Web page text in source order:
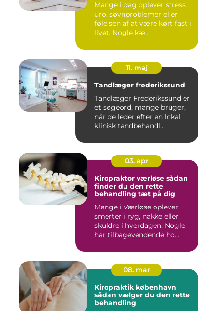
Mange i dag oplever stress,
uro, søvnproblemer eller
følelsen af at være kørt fast i
livet. Nogle kæ...
11. maj
Tandlæger frederikssund
Tandlæger Frederikssund er
et søgeord, mange bruger,
når de leder efter en lokal
klinisk tandbehandl...
03. apr
Kiropraktor værløse sådan
finder du den rette
behandling tæt på dig
Mange i Værløse oplever
smerter i ryg, nakke eller
skuldre i hverdagen. Nogle
har tilbagevendende ho...
08. mar
Kiropraktik københavn
sådan vælger du den rette
behandling